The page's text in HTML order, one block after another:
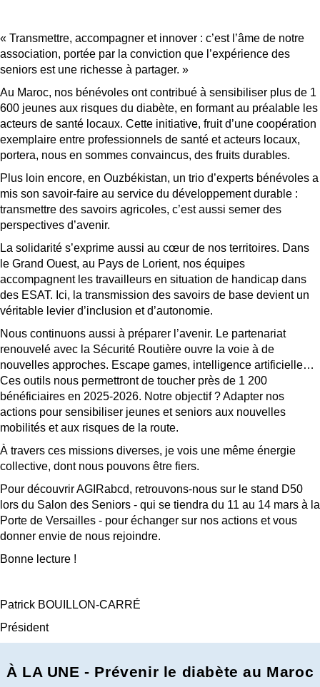
« Transmettre, accompagner et innover : c’est l’âme de notre
association, portée par la conviction que l’expérience des
seniors est une richesse à partager. »
Au Maroc, nos bénévoles ont contribué à sensibiliser plus de 1
600 jeunes aux risques du diabète, en formant au préalable les
acteurs de santé locaux. Cette initiative, fruit d’une coopération
exemplaire entre professionnels de santé et acteurs locaux,
portera, nous en sommes convaincus, des fruits durables.
Plus loin encore, en Ouzbékistan, un trio d’experts bénévoles a
mis son savoir-faire au service du développement durable :
transmettre des savoirs agricoles, c’est aussi semer des
perspectives d’avenir.
La solidarité s’exprime aussi au cœur de nos territoires. Dans
le Grand Ouest, au Pays de Lorient, nos équipes
accompagnent les travailleurs en situation de handicap dans
des ESAT. Ici, la transmission des savoirs de base devient un
véritable levier d’inclusion et d’autonomie.
Nous continuons aussi à préparer l’avenir. Le partenariat
renouvelé avec la Sécurité Routière ouvre la voie à de
nouvelles approches. Escape games, intelligence artificielle…
Ces outils nous permettront de toucher près de 1 200
bénéficiaires en 2025-2026. Notre objectif ? Adapter nos
actions pour sensibiliser jeunes et seniors aux nouvelles
mobilités et aux risques de la route.
À travers ces missions diverses, je vois une même énergie
collective, dont nous pouvons être fiers.
Pour découvrir AGIRabcd, retrouvons-nous sur le stand D50
lors du Salon des Seniors - qui se tiendra du 11 au 14 mars à la
Porte de Versailles - pour échanger sur nos actions et vous
donner envie de nous rejoindre.
Bonne lecture !
Patrick BOUILLON-CARRÉ
Président
À LA UNE - Prévenir le diabète au Maroc